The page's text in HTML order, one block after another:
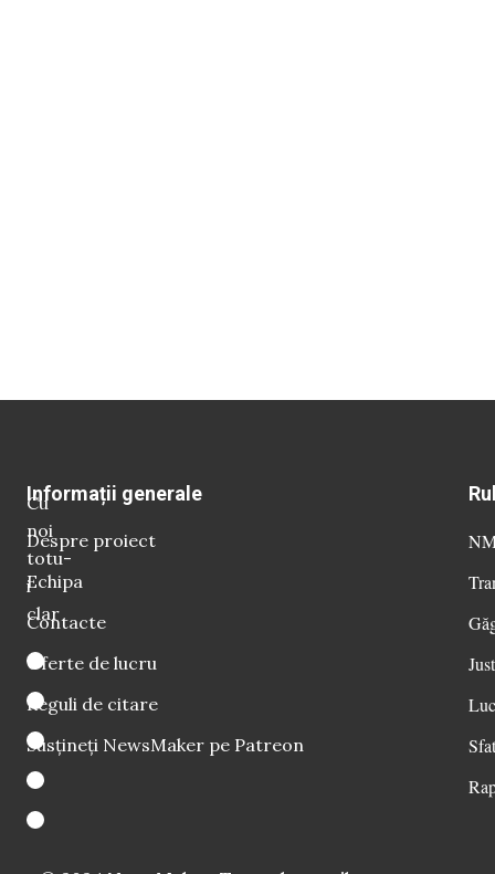
Cu
noi
totu-
i
clar
Informații generale
Despre proiect
Echipa
Contacte
Oferte de lucru
Reguli de citare
Susțineți NewsMaker pe Patreon